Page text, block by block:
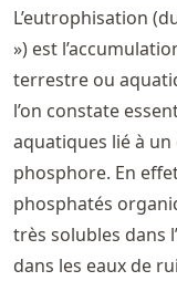
L’eutrophisation
») est
terrestre ou
l’on constate
aquatiques lié à un
phosphore. En
phosphatés
très solubles dans
dans les eaux de